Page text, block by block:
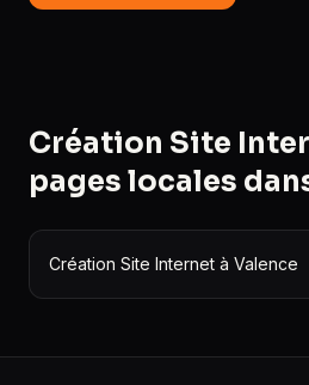
Création Site
pages locales
Création Site Internet à Valence